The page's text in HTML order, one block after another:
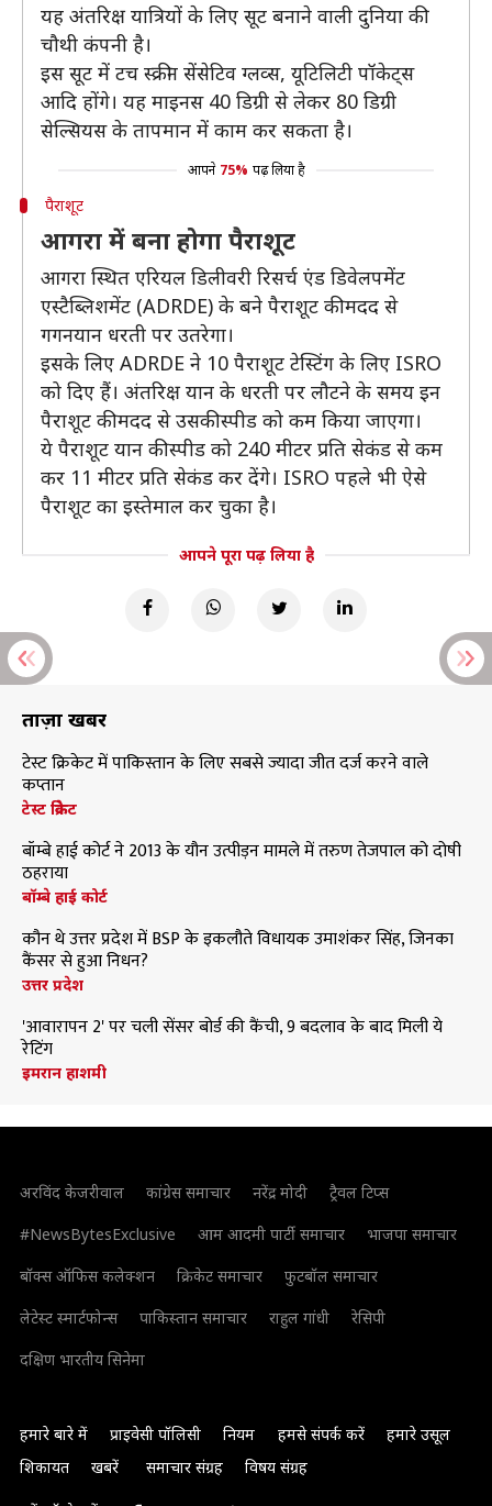
यह अंतरिक्ष यात्रियों के लिए सूट बनाने वाली दुनिया की
चौथी कंपनी है।
इस सूट में टच स्क्रीन सेंसेटिव ग्लव्स, यूटिलिटी पॉकेट्स
आदि होंगे। यह माइनस 40 डिग्री से लेकर 80 डिग्री
सेल्सियस के तापमान में काम कर सकता है।
आपने 75% पढ़ लिया है
पैराशूट
आगरा में बना होगा पैराशूट
आगरा स्थित एरियल डिलीवरी रिसर्च एंड डिवेलपमेंट
एस्टैब्लिशमेंट (ADRDE) के बने पैराशूट की मदद से
गगनयान धरती पर उतरेगा।
इसके लिए ADRDE ने 10 पैराशूट टेस्टिंग के लिए ISRO
को दिए हैं। अंतरिक्ष यान के धरती पर लौटने के समय इन
पैराशूट की मदद से उसकी स्पीड को कम किया जाएगा।
ये पैराशूट यान की स्पीड को 240 मीटर प्रति सेकंड से कम
कर 11 मीटर प्रति सेकंड कर देंगे। ISRO पहले भी ऐसे
पैराशूट का इस्तेमाल कर चुका है।
आपने पूरा पढ़ लिया है
ताज़ा खबरें
टेस्ट क्रिकेट में पाकिस्तान के लिए सबसे ज्यादा जीत दर्ज करने वाले
कप्तान
टेस्ट क्रिकेट
बॉम्बे हाई कोर्ट ने 2013 के यौन उत्पीड़न मामले में तरुण तेजपाल को दोषी
ठहराया
बॉम्बे हाई कोर्ट
कौन थे उत्तर प्रदेश में BSP के इकलौते विधायक उमाशंकर सिंह, जिनका
कैंसर से हुआ निधन?
उत्तर प्रदेश
'आवारापन 2' पर चली सेंसर बोर्ड की कैंची, 9 बदलाव के बाद मिली ये
रेटिंग
इमरान हाशमी
अरविंद केजरीवाल कांग्रेस समाचार नरेंद्र मोदी
ट्रैवल टिप्स
#NewsBytesExclusive
आम आदमी पार्टी समाचार
भाजपा समाचार
बॉक्स ऑफिस कलेक्शन
क्रिकेट समाचार
फुटबॉल समाचार
लेटेस्ट स्मार्टफोन्स
पाकिस्तान समाचार राहुल गांधी
रेसिपी
दक्षिण भारतीय सिनेमा
हमारे बारे में प्राइवेसी पॉलिसी नियम हमसे संपर्क करें
हमारे उसूल
शिकायत
खबरें समाचार संग्रह विषय संग्रह